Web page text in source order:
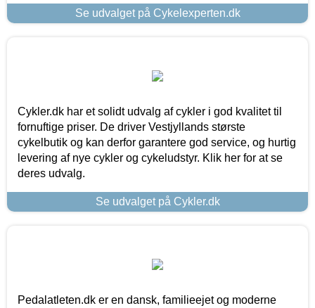
Se udvalget på Cykelexperten.dk
Cykler.dk har et solidt udvalg af cykler i god kvalitet til
fornuftige priser. De driver Vestjyllands største
cykelbutik og kan derfor garantere god service, og hurtig
levering af nye cykler og cykeludstyr. Klik her for at se
deres udvalg.
Se udvalget på Cykler.dk
Pedalatleten.dk er en dansk, familieejet og moderne